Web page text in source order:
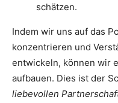
schätzen.
Indem wir uns auf das
konzentrieren und
entwickeln, können wir
aufbauen. Dies ist der
liebevollen